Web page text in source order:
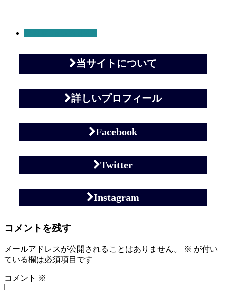
当サイトについて
詳しいプロフィール
Facebook
Twitter
Instagram
コメントを残す
メールアドレスが公開されることはありません。 ※ が付い
ている欄は必須項目です
コメント ※